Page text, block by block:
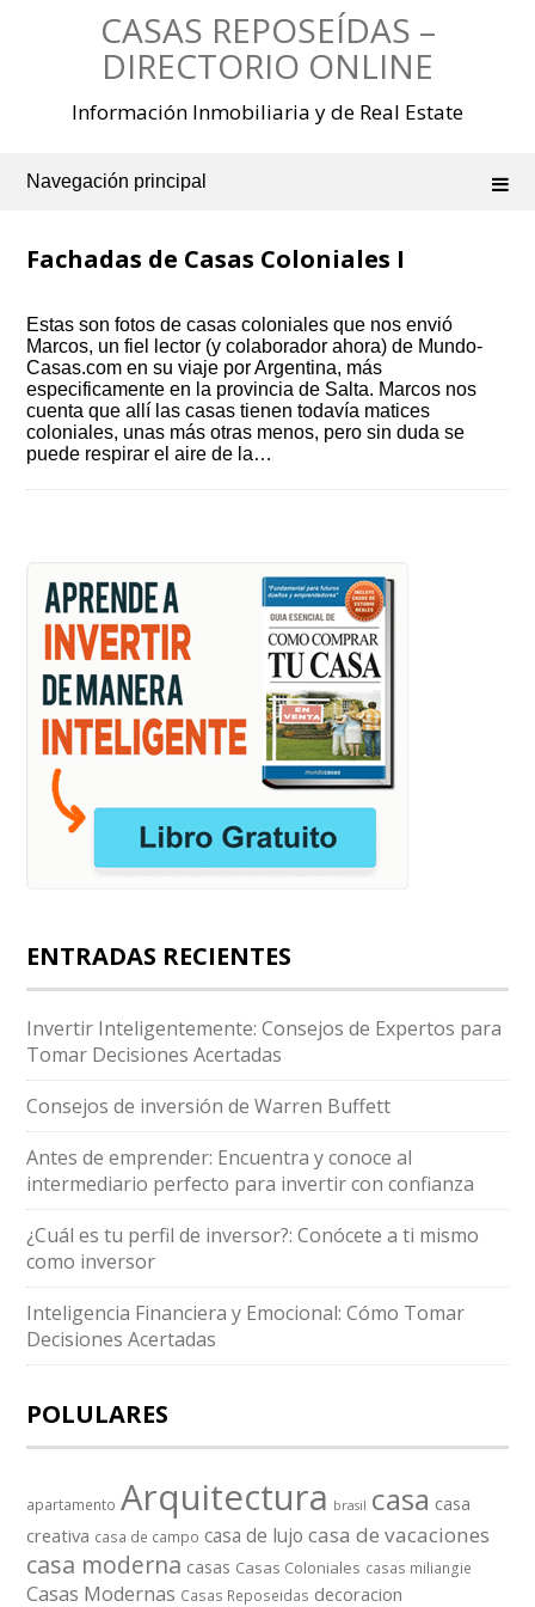
CASAS REPOSEÍDAS –
DIRECTORIO ONLINE
Información Inmobiliaria y de Real Estate
Navegación principal
Fachadas de Casas Coloniales I
Estas son fotos de casas coloniales que nos envió
Marcos, un fiel lector (y colaborador ahora) de Mundo-
Casas.com en su viaje por Argentina, más
especificamente en la provincia de Salta. Marcos nos
cuenta que allí las casas tienen todavía matices
coloniales, unas más otras menos, pero sin duda se
puede respirar el aire de la…
ENTRADAS RECIENTES
Invertir Inteligentemente: Consejos de Expertos para
Tomar Decisiones Acertadas
Consejos de inversión de Warren Buffett
Antes de emprender: Encuentra y conoce al
intermediario perfecto para invertir con confianza
¿Cuál es tu perfil de inversor?: Conócete a ti mismo
como inversor
Inteligencia Financiera y Emocional: Cómo Tomar
Decisiones Acertadas
POLULARES
apartamento Arquitectura brasil casa casa
creativa casa de campo casa de lujo casa de vacaciones
casa moderna casas Casas Coloniales casas miliangie
Casas Modernas Casas Reposeidas decoracion